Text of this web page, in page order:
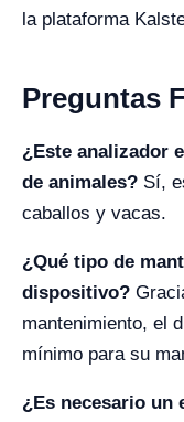
la plataforma
Preguntas
¿Este analizador
de animales? Sí,
caballos y vacas.
¿Qué tipo de
dispositivo?
mantenimiento, el
mínimo para su
¿Es necesario un